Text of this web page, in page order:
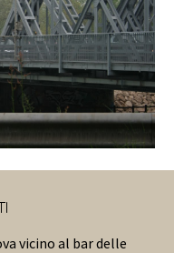
vicino al bar delle